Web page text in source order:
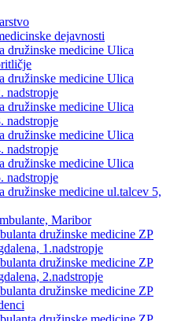
dejavnosti
družinske medicine Ulica
družinske medicine Ulica
nadstropje
družinske medicine Ulica
nadstropje
družinske medicine Ulica
nadstropje
družinske medicine Ulica
nadstropje
družinske medicine ul.talcev 5,
Maribor
družinske medicine ZP
1.nadstropje
družinske medicine ZP
2.nadstropje
družinske medicine ZP